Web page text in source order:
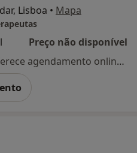
Lisboa • Mapa
Preço não disponível
Esse especialista não oferece agendamento online para esse endereço.